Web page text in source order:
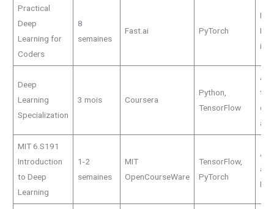
Practical
Deep
Learning for
Coders
8
semaines
Fast.ai PyTorch
Deep
Learning
Specialization
3 mois Coursera
Python,
TensorFlow
MIT 6.S191
Introduction
to Deep
Learning
1-2
semaines
MIT
OpenCourseWare
TensorFlow,
PyTorch
ML